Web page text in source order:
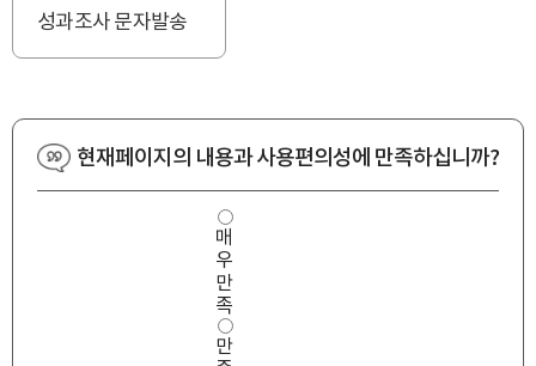
성과조사 문자발송
현재페이지의 내용과 사용편의성에 만족하십니까?
사
용
편
의
성
만
족
매
우
만
족
만